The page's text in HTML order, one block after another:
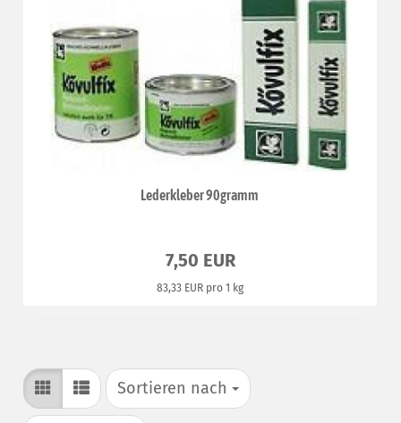
Lederkleber 90gramm
7,50 EUR
83,33 EUR pro 1 kg
Sortieren nach
Sortieren nach